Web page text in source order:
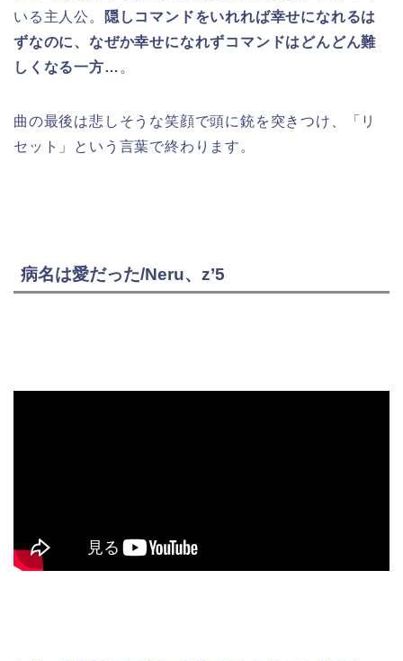
いる主人公。
隠しコマンドをいれれば幸せになれるは
ずなのに、なぜか幸せになれずコマンドはどんどん難
しくなる一方… 。
曲の最後は悲しそうな笑顔で頭に銃を突きつけ、「リ
セット」という言葉で終わります。
病名は愛だった/Neru、z’5